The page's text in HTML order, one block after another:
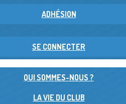
ADHÉSION
SE CONNECTER
QUI SOMMES-NOUS ?
LA VIE DU CLUB